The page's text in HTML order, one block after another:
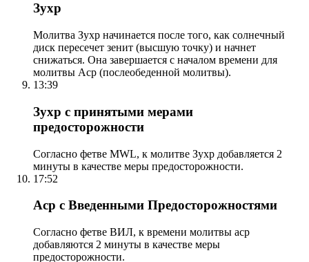
Зухр
Молитва Зухр начинается после того, как солнечный
диск пересечет зенит (высшую точку) и начнет
снижаться. Она завершается с началом времени для
молитвы Аср (послеобеденной молитвы).
13:39
Зухр с принятыми мерами
предосторожности
Согласно фетве MWL, к молитве Зухр добавляется 2
минуты в качестве меры предосторожности.
17:52
Аср с Введенными Предосторожностями
Согласно фетве ВИЛ, к времени молитвы аср
добавляются 2 минуты в качестве меры
предосторожности.